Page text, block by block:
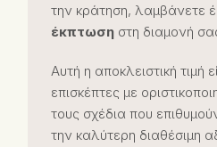
την κράτηση, λαμβάνετε
έκπτωση στη διαμονή
Αυτή η αποκλειστική τιμή
επισκέπτες με
τους σχέδια που
την καλύτερη διαθέσιμη